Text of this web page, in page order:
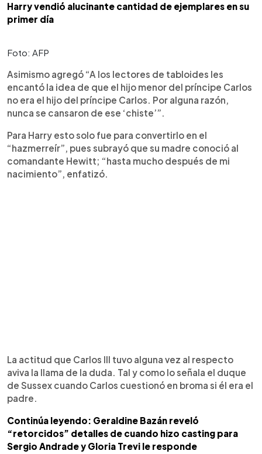
Harry vendió alucinante cantidad de ejemplares en su
primer día
Foto: AFP
Asimismo agregó “A los lectores de tabloides les
encantó la idea de que el hijo menor del príncipe Carlos
no era el hijo del príncipe Carlos. Por alguna razón,
nunca se cansaron de ese ‘chiste’”.
Para Harry esto solo fue para convertirlo en el
“hazmerreír”, pues subrayó que su madre conoció al
comandante Hewitt; “hasta mucho después de mi
nacimiento”, enfatizó.
La actitud que Carlos III tuvo alguna vez al respecto
aviva la llama de la duda. Tal y como lo señala el duque
de Sussex cuando Carlos cuestionó en broma si él era el
padre.
Continúa leyendo: Geraldine Bazán reveló
“retorcidos” detalles de cuando hizo casting para
Sergio Andrade y Gloria Trevi le responde